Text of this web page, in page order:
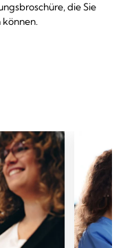
die Sie